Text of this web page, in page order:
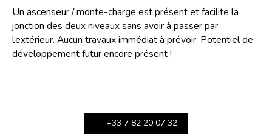
Un ascenseur / monte-charge est présent et facilite la
jonction des deux niveaux sans avoir à passer par
l’extérieur. Aucun travaux immédiat à prévoir. Potentiel de
développement futur encore présent !
+33 7 82 20 07 32